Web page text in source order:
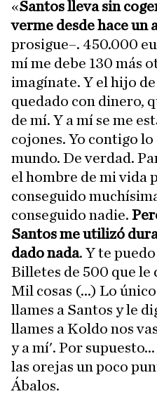
«Santos lleva sin
verme desde hace un
prosigue–. 450.000
mí me debe 130 más
imagínate. Y el hijo
quedado con dinero,
de mí. Y a mí se me
cojones. Yo contigo
mundo. De verdad.
el hombre de mi vida
conseguido
conseguido nadie.
Santos me utilizó
dado nada. Y te
Billetes de 500 que le
Mil cosas (...) Lo
llames a Santos y le
llames a Koldo nos
y a mí'. Por
las orejas un poco
Ábalos.